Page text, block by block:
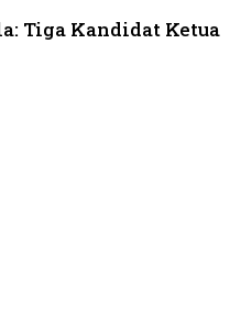
Tiga Kandidat Ketua